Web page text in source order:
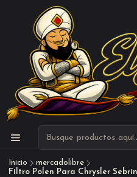
Inicio
mercadolibre
Filtro Polen Para Chrysler